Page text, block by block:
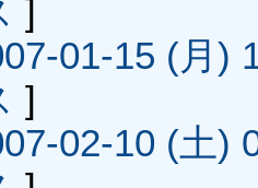
]
01-15 (月)
]
02-10 (土)